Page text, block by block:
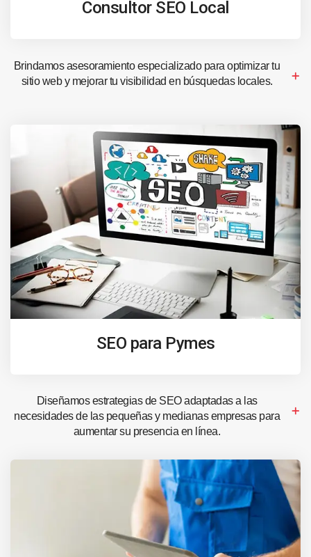
Consultor SEO Local
Brindamos asesoramiento especializado para optimizar tu
sitio web y mejorar tu visibilidad en búsquedas locales.
SEO para Pymes
Diseñamos estrategias de SEO adaptadas a las
necesidades de las pequeñas y medianas empresas para
aumentar su presencia en línea.